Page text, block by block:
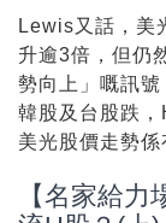
Lewis又話，美
升逾3倍，但仍
勢向上」嘅訊號
韓股及台股跌
美光股價走勢係
【名家給